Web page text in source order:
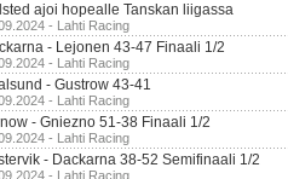
ajoi hopealle Tanskan liigassa
- Lahti Racing
- Lejonen 43-47 Finaali 1/2
- Lahti Racing
- Gustrow 43-41
- Lahti Racing
- Gniezno 51-38 Finaali 1/2
- Lahti Racing
- Dackarna 38-52 Semifinaali 1/2
- Lahti Racing